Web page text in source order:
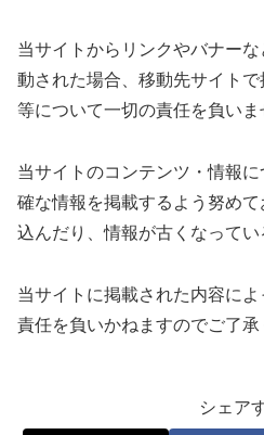
当サイトからリンクやバナー
動された場合、移動先サイト
等について一切の責任を負いま
当サイトのコンテンツ・情報
確な情報を掲載するよう努め
込んだり、情報が古くなってい
当サイトに掲載された内容に
責任を負いかねますのでご了承
シェア